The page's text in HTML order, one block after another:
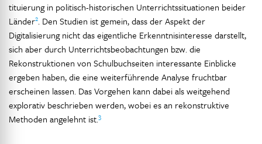
tituierung in politisch-historischen Unterrichtssituationen beider
Länder2. Den Studien ist gemein, dass der Aspekt der
Digitalisierung nicht das eigentliche Erkenntnisinteresse darstellt,
sich aber durch Unterrichtsbeobachtungen bzw. die
Rekonstruktionen von Schulbuchseiten interessante Einblicke
ergeben haben, die eine weiterführende Analyse fruchtbar
erscheinen lassen. Das Vorgehen kann dabei als weitgehend
explorativ beschrieben werden, wobei es an rekonstruktive
Methoden angelehnt ist.3